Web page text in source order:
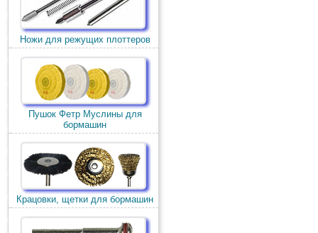
Ножи для режущих плоттеров
Пушок Фетр Муслины для
бормашин
Крацовки, щетки для бормашин